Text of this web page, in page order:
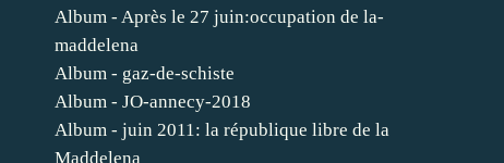
Album - Après le 27 juin:occupation de la-
maddelena
Album - gaz-de-schiste
Album - JO-annecy-2018
Album - juin 2011: la république libre de la
Maddelena